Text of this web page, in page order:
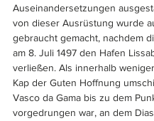
Auseinandersetzungen
von dieser Ausrüstung wurde
gebraucht gemacht, nachdem
am 8. Juli 1497 den Hafen
verließen. Als innerhalb
Kap der Guten Hoffnung
Vasco da Gama bis zu dem
vorgedrungen war, an dem